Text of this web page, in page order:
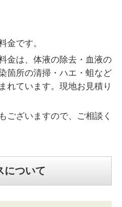
金です。
金は、体液の除去・血液の
箇所の清掃・ハエ・蛆など
れています。現地お見積り
ございますので、ご相談く
について